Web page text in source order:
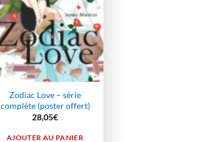
Zodiac Love – série
complète (poster offert)
28,05€
AJOUTER AU PANIER